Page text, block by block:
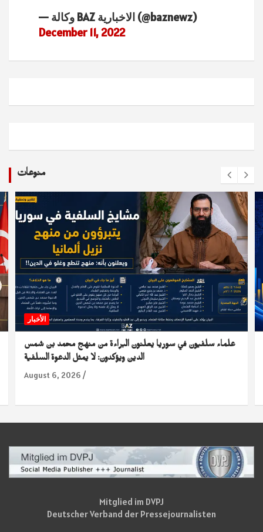
— وكالة BAZ الاخبارية (@baznewz)
December 11, 2022
منوعات
الأخبار
علماء سلفيون في سوريا يعلنون البراءة من منهج محمد بن شمس
الدين ويؤكدون: لا يمثل الدعوة السلفية
August 6, 2026
Mitglied im DVPJ
Deutscher Verband der Pressejournalisten